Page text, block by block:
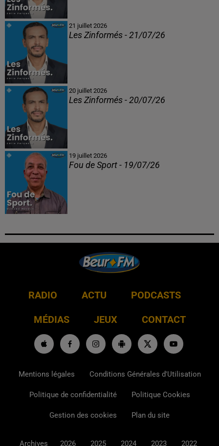
21 juillet 2026
Les Zinformés - 21/07/26
20 juillet 2026
Les Zinformés - 20/07/26
19 juillet 2026
Fou de Sport - 19/07/26
RADIO ACTU PODCASTS
MÉDIAS JEUX CONTACT
Mentions légales Conditions Générales d'Utilisation
Politique de confidentialité Politique Cookies
Gestion des cookies Plan du site
Archives 2026 2025 2024 2023 2022